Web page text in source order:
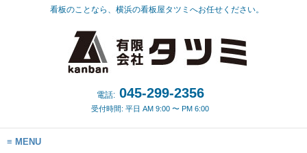
看板のことなら、横浜の看板屋タツミへお任せください。
電話:045-299-2356
受付時間: 平日 AM 9:00 〜 PM 6:00
MENU